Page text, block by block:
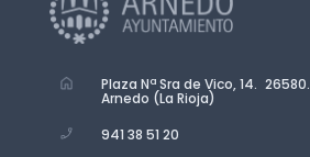
Plaza Nª Sra de Vico, 14. 26580.
Arnedo (La Rioja)
941 38 51 20